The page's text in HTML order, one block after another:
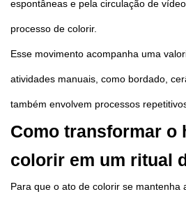
espontâneas e pela circulação de
processo de colorir.
Esse movimento acompanha uma
atividades manuais, como bordado,
também envolvem processos
Como transformar o
colorir em um ritual
Para que o ato de colorir se mantenha